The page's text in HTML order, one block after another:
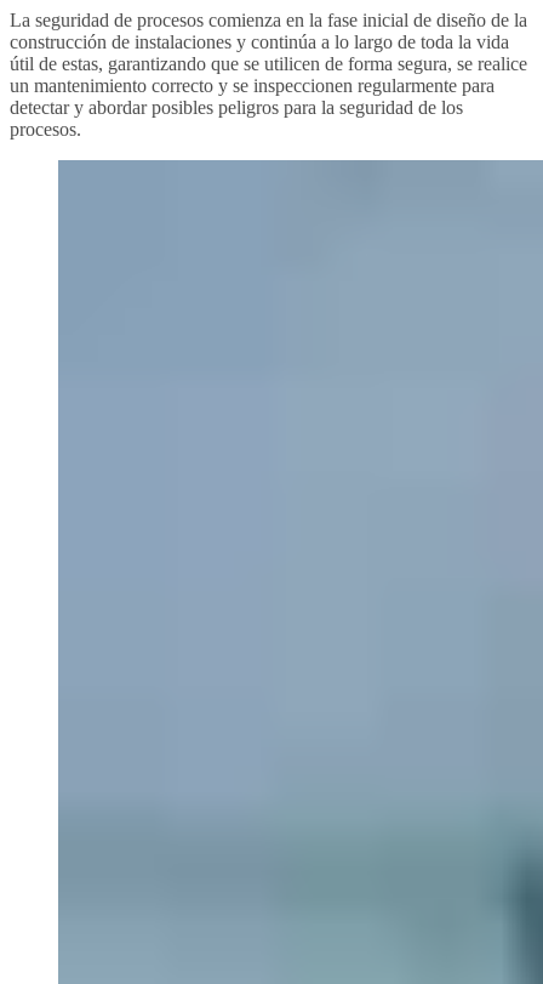
La seguridad de procesos comienza en la fase inicial de diseño de la
construcción de instalaciones y continúa a lo largo de toda la vida
útil de estas, garantizando que se utilicen de forma segura, se realice
un mantenimiento correcto y se inspeccionen regularmente para
detectar y abordar posibles peligros para la seguridad de los
procesos.